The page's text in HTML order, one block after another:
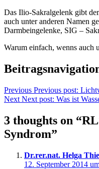
Das Ilio-Sakralgelenk gibt
auch unter anderen Namen
Darmbeingelenke, SIG –
Warum einfach, wenns
Previous Previous post:
Next Next post: Was ist
3 thoughts on
Syndrom”
Dr.rer.nat. Helga
12. September 2014